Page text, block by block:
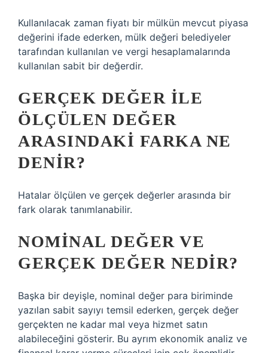
Kullanılacak zaman fiyatı bir mülkün mevcut piyasa
değerini ifade ederken, mülk değeri belediyeler
tarafından kullanılan ve vergi hesaplamalarında
kullanılan sabit bir değerdir.
GERÇEK DEĞER ILE
ÖLÇÜLEN DEĞER
ARASINDAKI FARKA NE
DENIR?
Hatalar ölçülen ve gerçek değerler arasında bir
fark olarak tanımlanabilir.
NOMINAL DEĞER VE
GERÇEK DEĞER NEDIR?
Başka bir deyişle, nominal değer para biriminde
yazılan sabit sayıyı temsil ederken, gerçek değer
gerçekten ne kadar mal veya hizmet satın
alabileceğini gösterir. Bu ayrım ekonomik analiz ve